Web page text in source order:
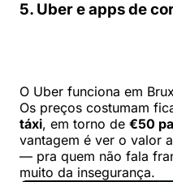
5. Uber e apps de
O Uber funciona em
Os preços costumam
táxi, em torno de €50
vantagem é ver o valor
— pra quem não fala
muito da insegurança.